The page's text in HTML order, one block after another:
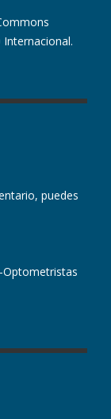
.
puedes
Optometristas